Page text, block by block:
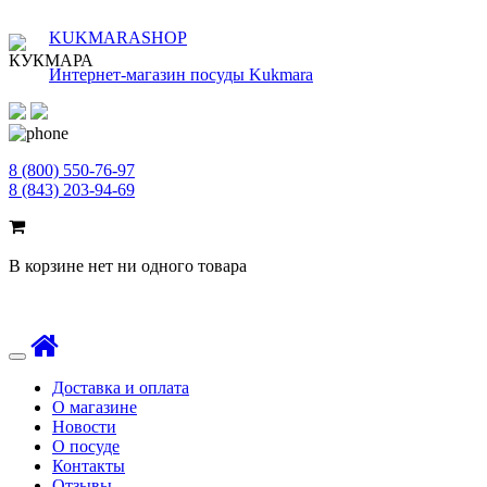
KUKMARASHOP
Интернет-магазин посуды Kukmara
8 (800) 550-76-97
8 (843) 203-94-69
В корзине нет ни одного товара
Toggle
navigationДоставка и оплата
О магазине
Новости
О посуде
Контакты